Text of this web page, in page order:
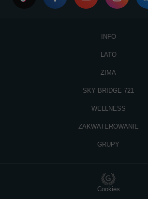
INFO
LATO
ZIMA
SKY BRIDGE 721
WELLNESS
ZAKWATEROWANIE
GRUPY
Cookies